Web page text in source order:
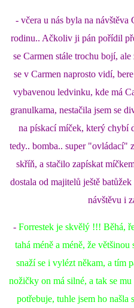
- včera u nás byla na návštěva
rodinu.. Ačkoliv ji pán pořídil
se Carmen stále trochu bojí,
se v Carmen naprosto vidí,
vybavenou ledvinku, kde má
granulkama, nestačila jsem se
na pískací míček, který chybí
tedy.. bomba.. super "ovládací"
skříň, a stačilo zapískat
dostala od majitelů ještě
návštěvu i
- Forrestek je skvělý !!! Běhá,
tahá méně a méně, že
snaží se i vylézt někam, a tím
nožičky on má silné, a tak se
potřebuje, tuhle jsem ho našla